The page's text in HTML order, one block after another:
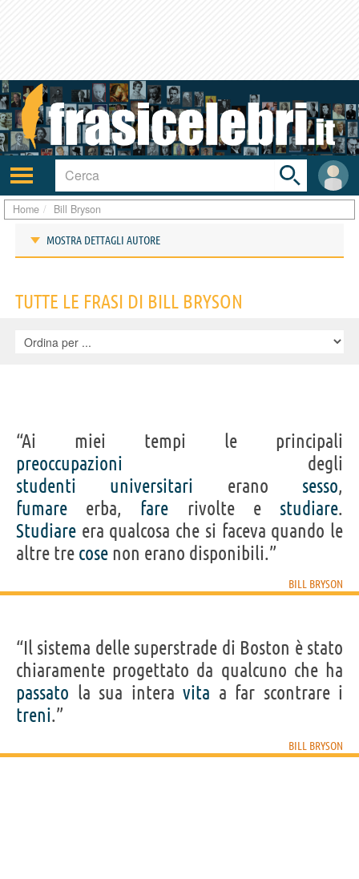
Attiva/disattiva
navigazione
User
area
Toggle
search
bar
Home Bill Bryson
MOSTRA DETTAGLI AUTORE
IDENTIKIT E DATI ANAGRAFICI
William McGuire
Cognome Bryson
Pseudonimo Bill Bryson
Nato 8 dicembre 1951 a Des Moines
Sesso maschile
Nazionalità statunitense
Professione scrittore
Segno zodiacale Sagittario
LIBRI DI BILL BRYSON
Breve storia
della...
Il mondo è un
teatro
Vestivamo da
superman
Breve storia di... Una
TUTTE LE FRASI DI BILL BRYSON
“Ai miei tempi le principali
preoccupazioni degli
studenti
universitari erano sesso,
fumare erba, fare rivolte e studiare.
Studiare era qualcosa che si faceva quando le
altre tre cose non erano disponibili.”
BILL BRYSON
“Il sistema delle superstrade di Boston è stato
chiaramente progettato da qualcuno che ha
passato la sua intera vita a far scontrare i
treni.”
BILL BRYSON